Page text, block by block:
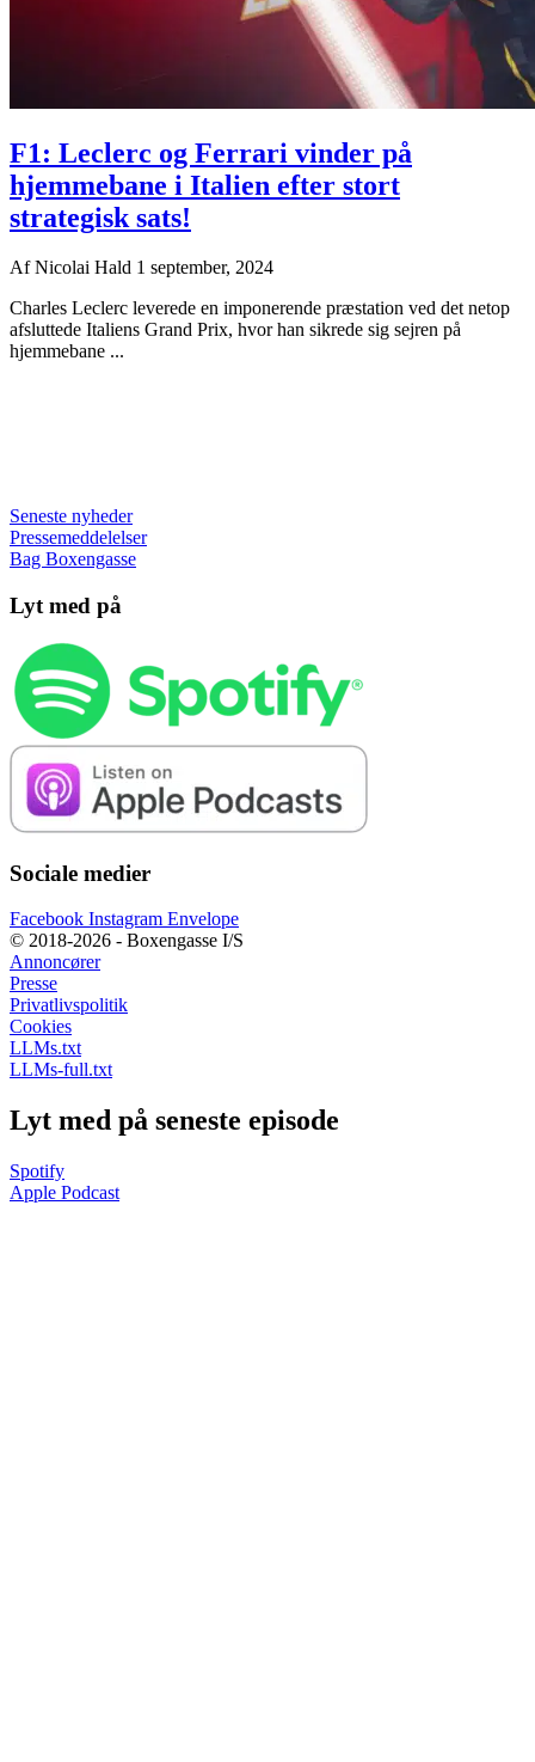
F1: Leclerc og Ferrari vinder på
hjemmebane i Italien efter stort
strategisk sats!
AfNicolai Hald 1 september, 2024
Charles Leclerc leverede en imponerende præstation ved det netop
afsluttede Italiens Grand Prix, hvor han sikrede sig sejren på
hjemmebane ...
Seneste nyheder
Pressemeddelelser
Bag Boxengasse
Lyt med på
Sociale medier
Facebook Instagram Envelope
© 2018-2026 - Boxengasse I/S
Annoncører
Presse
Privatlivspolitik
Cookies
LLMs.txt
LLMs-full.txt
Lyt med på seneste episode
Spotify
Apple Podcast